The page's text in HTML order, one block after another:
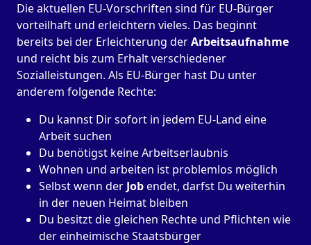
Die aktuellen EU-Vorschriften sind für EU-Bürger
vorteilhaft und erleichtern vieles. Das beginnt
bereits bei der Erleichterung derArbeitsaufnahme
und reicht bis zum Erhalt verschiedener
Sozialleistungen. Als EU-Bürger hast Du unter
anderem folgende Rechte:
Du kannst Dir sofort in jedem EU-Land eine
Arbeit suchen
Du benötigst keine Arbeitserlaubnis
Wohnen und arbeiten ist problemlos möglich
Selbst wenn der Jobendet, darfst Du weiterhin
in der neuen Heimat bleiben
Du besitzt die gleichen Rechte und Pflichten wie
der einheimische Staatsbürger